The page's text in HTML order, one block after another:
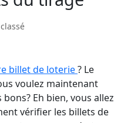
billet de loterie? Le
voulez maintenant
Eh bien, vous allez
vérifier les billets de